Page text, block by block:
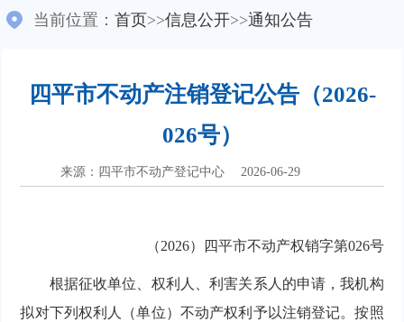
当前位置：首页>>信息公开>>通知公告
四平市不动产注销登记公告（2026-
026号）
来源：四平市不动产登记中心 2026-06-29
（2026）四平市不动产权销字第026号
根据征收单位、权利人、利害关系人的申请，我机构
拟对下列权利人（单位）不动产权利予以注销登记。按照